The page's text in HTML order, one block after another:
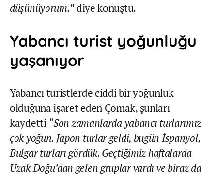
düşünüyorum.”diye konuştu.
Yabancı turist yoğunluğu
yaşanıyor
Yabancı turistlerde ciddi bir yoğunluk
olduğuna işaret eden Çomak, şunları
kaydetti “Son zamanlarda yabancı turlarımız
çok yoğun. Japon turlar geldi, bugün İspanyol,
Bulgar turları gördük. Geçtiğimiz haftalarda
Uzak Doğu’dan gelen gruplar vardı ve biraz da